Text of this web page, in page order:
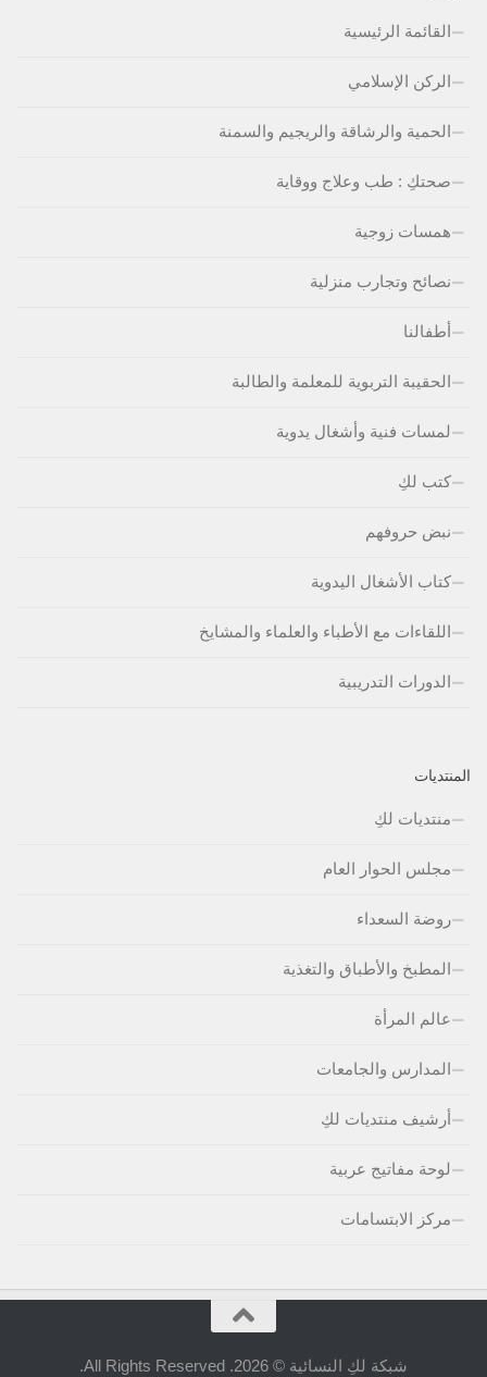
القائمة الرئيسية
الركن الإسلامي
الحمية والرشاقة والريجيم والسمنة
صحتكِ : طب وعلاج ووقاية
همسات زوجية
نصائح وتجارب منزلية
أطفالنا
الحقيبة التربوية للمعلمة والطالبة
لمسات فنية وأشغال يدوية
كتب لكِ
نبض حروفهم
كتاب الأشغال اليدوية
اللقاءات مع الأطباء والعلماء والمشايخ
الدورات التدريبية
المنتديات
منتديات لكِ
مجلس الحوار العام
روضة السعداء
المطبخ والأطباق والتغذية
عالم المرأة
المدارس والجامعات
أرشيف منتديات لكِ
لوحة مفاتيج عربية
مركز الابتسامات
شبكة لكِ النسائية © 2026. All Rights Reserved.